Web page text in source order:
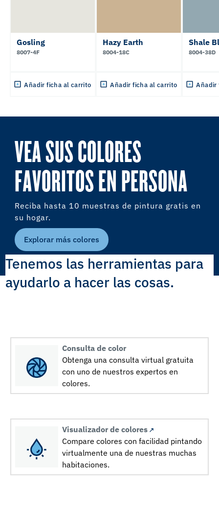
Gosling
8007-4F
Añadir ficha al carrito
Hazy Earth
8004-18C
Añadir ficha al carrito
Shale
8004-38D
Añadir
VEA SUS COLORES
FAVORITOS EN PERSONA
Reciba hasta 10 muestras de pintura gratis en
su hogar.
Explorar más colores
Tenemos las herramientas para
ayudarlo a hacer las cosas.
Consulta de color
Obtenga una consulta virtual gratuita
con uno de nuestros expertos en
colores.
Visualizador de colores
Compare colores con facilidad pintando
virtualmente una de nuestras muchas
habitaciones.